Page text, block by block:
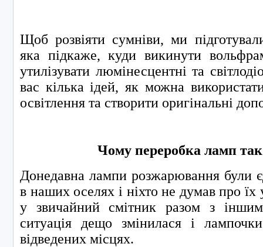
Щоб розвіяти сумніви, ми
яка підкаже, куди викинути
утилізувати люмінесцентні та
вас кілька ідей, як можна
освітлення та створити оригінальні
Чому переробка ламп
Донедавна лампи розжарювання були
в наших оселях і ніхто не думав про їх
у звичайний смітник разом з
ситуація дещо змінилася і
відведених місцях.